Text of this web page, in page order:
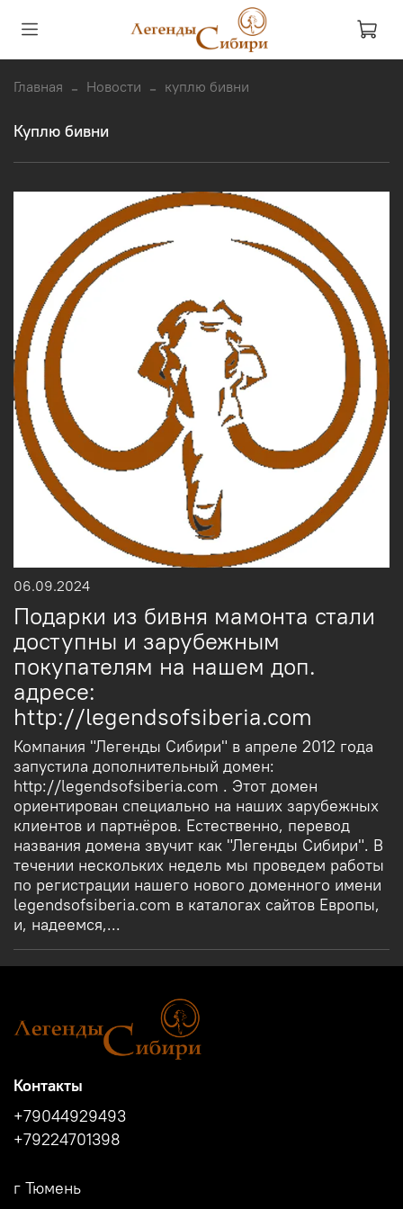
Главная Новости куплю бивни
куплю бивни
06.09.2024
Подарки из бивня мамонта стали
доступны и зарубежным
покупателям на нашем доп.
адресе:
http://legendsofsiberia.com
Компания "Легенды Сибири" в апреле 2012 года
запустила дополнительный домен:
http://legendsofsiberia.com . Этот домен
ориентирован специально на наших зарубежных
клиентов и партнёров. Естественно, перевод
названия домена звучит как "Легенды Сибири". В
течении нескольких недель мы проведем работы
по регистрации нашего нового доменного имени
legendsofsiberia.com в каталогах сайтов Европы,
и, надеемся,...
Контакты
+79044929493
+79224701398
г Тюмень